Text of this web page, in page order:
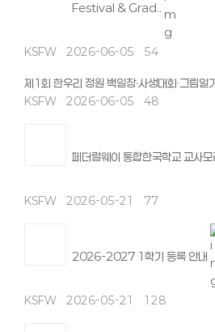
Festival & Grad..
KSFW 2026-06-05 54
제1회 한우리 정원 백일장·사생대회·그림일
KSFW 2026-06-05 48
페더럴웨이 통합한국학교 교사
KSFW 2026-05-21 77
2026-2027 1학기 등록 안내
KSFW 2026-05-21 128